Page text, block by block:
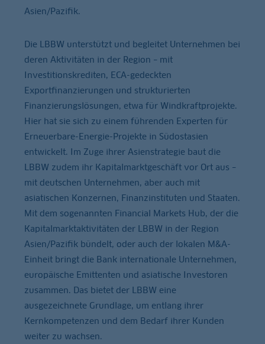
Asien/Pazifik.
Die LBBW unterstützt und begleitet Unternehmen bei
deren Aktivitäten in der Region – mit
Investitionskrediten, ECA-gedeckten
Exportfinanzierungen und strukturierten
Finanzierungslösungen, etwa für Windkraftprojekte.
Hier hat sie sich zu einem führenden Experten für
Erneuerbare-Energie-Projekte in Südostasien
entwickelt. Im Zuge ihrer Asienstrategie baut die
LBBW zudem ihr Kapitalmarktgeschäft vor Ort aus –
mit deutschen Unternehmen, aber auch mit
asiatischen Konzernen, Finanzinstituten und Staaten.
Mit dem sogenannten Financial Markets Hub, der die
Kapitalmarktaktivitäten der LBBW in der Region
Asien/Pazifik bündelt, oder auch der lokalen M&A-
Einheit bringt die Bank internationale Unternehmen,
europäische Emittenten und asiatische Investoren
zusammen. Das bietet der LBBW eine
ausgezeichnete Grundlage, um entlang ihrer
Kernkompetenzen und dem Bedarf ihrer Kunden
weiter zu wachsen.